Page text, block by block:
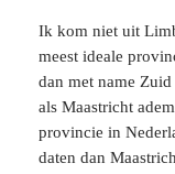
Ik kom niet uit
meest ideale
dan met name
als Maastricht
provincie in
daten dan